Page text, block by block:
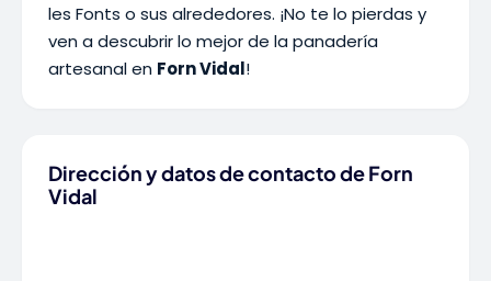
les Fonts o sus alrededores. ¡No te lo pierdas y
ven a descubrir lo mejor de la panadería
artesanal en Forn Vidal!
Dirección y datos de contacto de Forn
Vidal